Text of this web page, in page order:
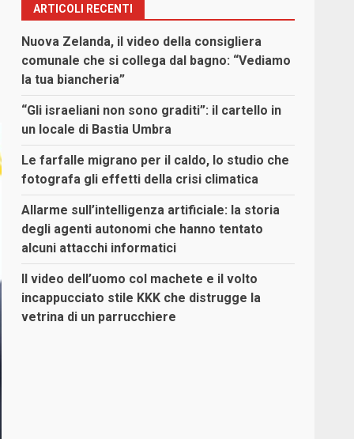
ARTICOLI RECENTI
Nuova Zelanda, il video della consigliera
comunale che si collega dal bagno: “Vediamo
la tua biancheria”
“Gli israeliani non sono graditi”: il cartello in
un locale di Bastia Umbra
Le farfalle migrano per il caldo, lo studio che
fotografa gli effetti della crisi climatica
Allarme sull’intelligenza artificiale: la storia
degli agenti autonomi che hanno tentato
alcuni attacchi informatici
Il video dell’uomo col machete e il volto
incappucciato stile KKK che distrugge la
vetrina di un parrucchiere